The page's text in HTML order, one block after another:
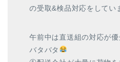
の受取&検品対応をしてい
午前中は直送組の対応が
バタバタ